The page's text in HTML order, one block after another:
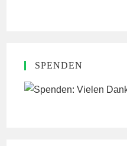
SPENDEN